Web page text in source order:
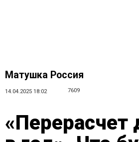
Матушка Россия
14.04.2025 18:02 7609
«Перерасчет